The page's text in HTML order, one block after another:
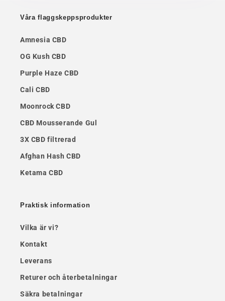
Våra flaggskeppsprodukter
Amnesia CBD
OG Kush CBD
Purple Haze CBD
Cali CBD
Moonrock CBD
CBD Mousserande Gul
3X CBD filtrerad
Afghan Hash CBD
Ketama CBD
Praktisk information
Vilka är vi?
Kontakt
Leverans
Returer och återbetalningar
Säkra betalningar